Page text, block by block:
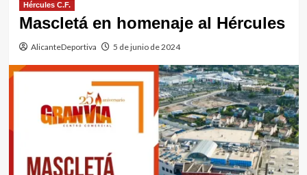
Hércules C.F.
Mascletá en homenaje al Hércules
AlicanteDeportiva 5 de junio de 2024